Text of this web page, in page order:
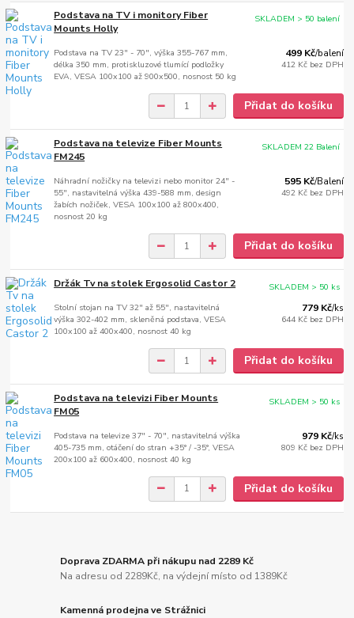
Podstava na TV i monitory Fiber
Mounts Holly
Podstava na TV 23" - 70", výška 355-767 mm,
délka 350 mm, protiskluzové tlumící podložky
EVA, VESA 100x100 až 900x500, nosnost 50 kg
499 Kč/balení
412 Kč bez DPH
SKLADEM > 50 balení
Přidat do košíku
Podstava na televize Fiber Mounts
FM245
Náhradní nožičky na televizi nebo monitor 24" -
55", nastavitelná výška 439-588 mm, design
žabích nožiček, VESA 100x100 až 800x400,
nosnost 20 kg
595 Kč/Balení
492 Kč bez DPH
SKLADEM 22 Balení
Přidat do košíku
Držák Tv na stolek Ergosolid Castor 2
Stolní stojan na TV 32" až 55", nastavitelná
výška 302-402 mm, skleněná podstava, VESA
100x100 až 400x400, nosnost 40 kg
779 Kč/ks
644 Kč bez DPH
SKLADEM > 50 ks
Přidat do košíku
Podstava na televizi Fiber Mounts
FM05
Podstava na televize 37" - 70", nastavitelná výška
405-735 mm, otáčení do stran +35° / -35°, VESA
200x100 až 600x400, nosnost 40 kg
979 Kč/ks
809 Kč bez DPH
SKLADEM > 50 ks
Přidat do košíku
Doprava ZDARMA při nákupu nad 2289 Kč
Na adresu od 2289Kč, na výdejní místo od 1389Kč
Kamenná prodejna ve Strážnici